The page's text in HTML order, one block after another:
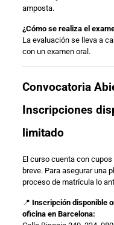
amposta.
¿Cómo se realiza el
La evaluación se lleva a
con un examen oral.
Convocatoria
Inscripciones
limitado
El curso cuenta con
breve. Para asegurar una
proceso de matrícula lo
📍 Inscripción disponible
oficina en Barcelona: